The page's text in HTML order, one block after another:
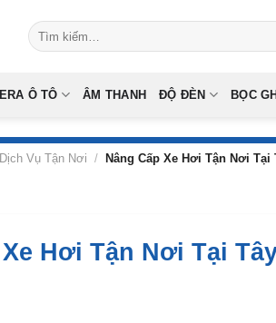
Tìm
kiếm:
Ô TÔ ÂM THANH ĐỘ ĐÈN BỌC
Dịch Vụ Tận Nơi / Nâng Cấp Xe Hơi Tận Nơi Tại
Hơi Tận Nơi Tại